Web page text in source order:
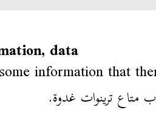
data
information that
متاع ترينوات غدوة.